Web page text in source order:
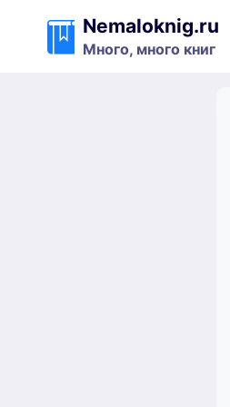
содержимому
Nemaloknig.ru
Много, много книг